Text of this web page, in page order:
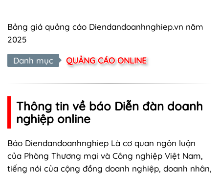
Bảng giá quảng cáo Diendandoanhnghiep.vn năm
2025
Danh mục QUẢNG CÁO ONLINE
Thông tin về báo Diễn đàn doanh
nghiệp online
Báo Diendandoanhnghiep Là cơ quan ngôn luận
của Phòng Thương mại và Công nghiệp Việt Nam,
tiếng nói của cộng đồng doanh nghiệp, doanh nhân,